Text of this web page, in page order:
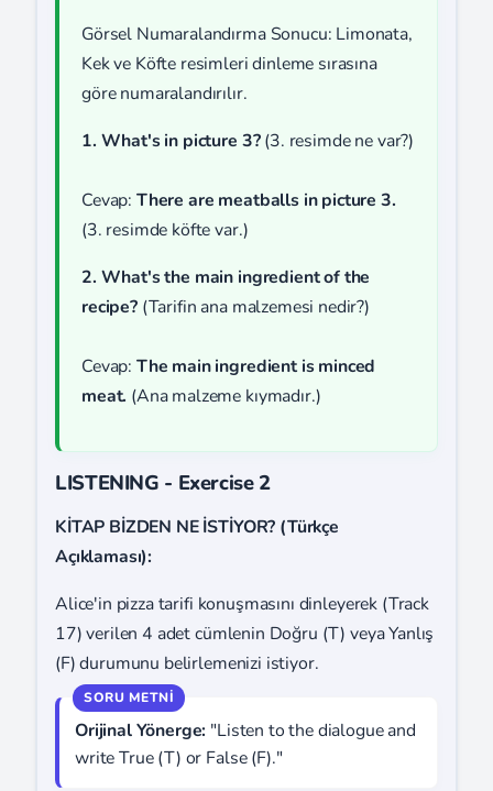
Görsel Numaralandırma Sonucu: Limonata,
Kek ve Köfte resimleri dinleme sırasına
göre numaralandırılır.
1. What's in picture 3?(3. resimde ne var?)
Cevap: There are meatballs in picture 3.
(3. resimde köfte var.)
2. What's the main ingredient of the
recipe?(Tarifin ana malzemesi nedir?)
Cevap: The main ingredient is minced
meat. (Ana malzeme kıymadır.)
LISTENING - Exercise 2
KİTAP BİZDEN NE İSTİYOR? (Türkçe
Açıklaması):
Alice'in pizza tarifi konuşmasını dinleyerek (Track
17) verilen 4 adet cümlenin Doğru (T) veya Yanlış
(F) durumunu belirlemenizi istiyor.
Orijinal Yönerge: "Listen to the dialogue and
write True (T) or False (F)."